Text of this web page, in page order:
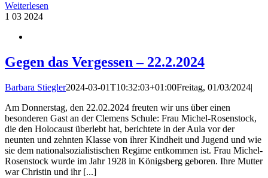
Weiterlesen
1 03 2024
Gegen das Vergessen – 22.2.2024
Barbara Stiegler2024-03-01T10:32:03+01:00Freitag, 01/03/2024|
Am Donnerstag, den 22.02.2024 freuten wir uns über einen
besonderen Gast an der Clemens Schule: Frau Michel-Rosenstock,
die den Holocaust überlebt hat, berichtete in der Aula vor der
neunten und zehnten Klasse von ihrer Kindheit und Jugend und wie
sie dem nationalsozialistischen Regime entkommen ist. Frau Michel-
Rosenstock wurde im Jahr 1928 in Königsberg geboren. Ihre Mutter
war Christin und ihr [...]